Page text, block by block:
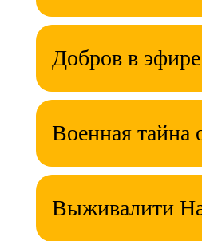
Добров в
Военная тайна
Выживалити